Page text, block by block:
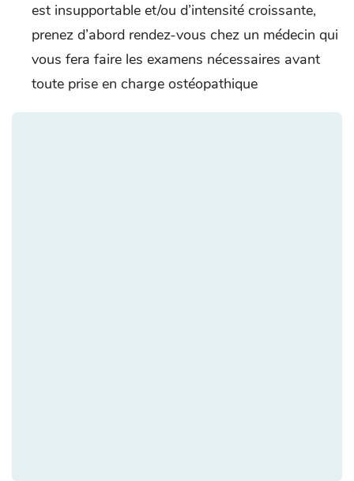
est insupportable et/ou d’intensité croissante,
prenez d’abord rendez-vous chez un médecin qui
vous fera faire les examens nécessaires avant
toute prise en charge ostéopathique